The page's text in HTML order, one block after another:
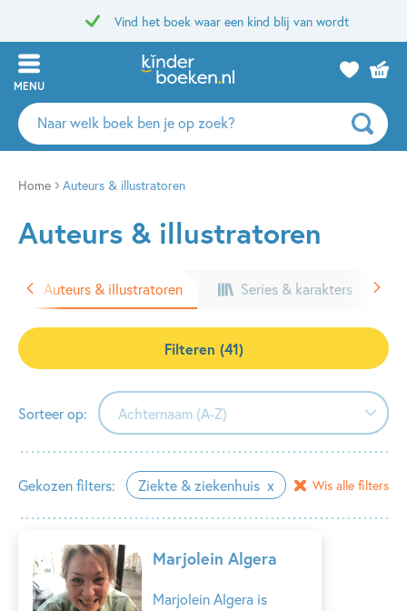
Vind het boek waar een kind blij van wordt
MENU
Zoeken
naar
auteurs
uitgevers
Home Auteurs & illustratoren
Auteurs & illustratoren
Auteurs & illustratoren Series & karakters
Filteren (41)
Sorteer op: Achternaam (A-Z)
Achternaam (A-Z)
Achternaam (Z-A)
Voornaam (A-Z)
Voornaam (Z-A)
Gekozen filters: Ziekte & ziekenhuis Wis alle filters
Marjolein Algera
Marjolein Algera is